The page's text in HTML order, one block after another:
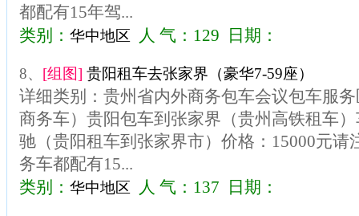
都配有15年驾...
类别： 华中地区 人 气：129 日期：
8、 [组图] 贵阳租车去张家界（豪华7-59座）
详细类别：贵州省内外商务包车会议包车服
商务车）贵阳包车到张家界（贵州高铁租车
驰（贵阳租车到张家界市）价格：15000元请
务车都配有15...
类别： 华中地区 人 气：137 日期：